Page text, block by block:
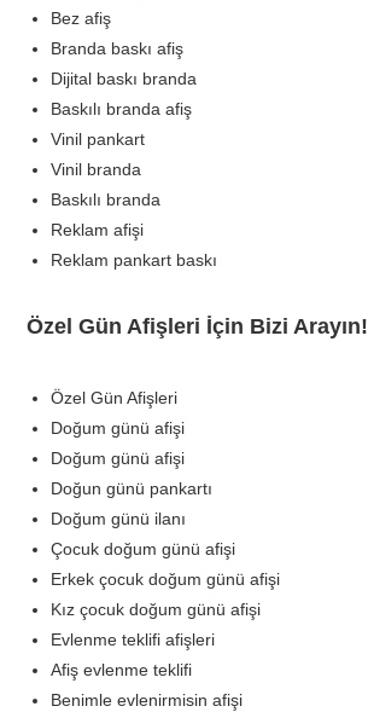
Bez afiş
Branda baskı afiş
Dijital baskı branda
Baskılı branda afiş
Vinil pankart
Vinil branda
Baskılı branda
Reklam afişi
Reklam pankart baskı
Özel Gün Afişleri İçin Bizi Arayın!
Özel Gün Afişleri
Doğum günü afişi
Doğum günü afişi
Doğun günü pankartı
Doğum günü ilanı
Çocuk doğum günü afişi
Erkek çocuk doğum günü afişi
Kız çocuk doğum günü afişi
Evlenme teklifi afişleri
Afiş evlenme teklifi
Benimle evlenirmisin afişi